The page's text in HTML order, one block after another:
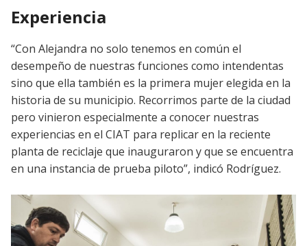
Experiencia
“Con Alejandra no solo tenemos en común el
desempeño de nuestras funciones como intendentas
sino que ella también es la primera mujer elegida en la
historia de su municipio. Recorrimos parte de la ciudad
pero vinieron especialmente a conocer nuestras
experiencias en el CIAT para replicar en la reciente
planta de reciclaje que inauguraron y que se encuentra
en una instancia de prueba piloto”, indicó Rodríguez.